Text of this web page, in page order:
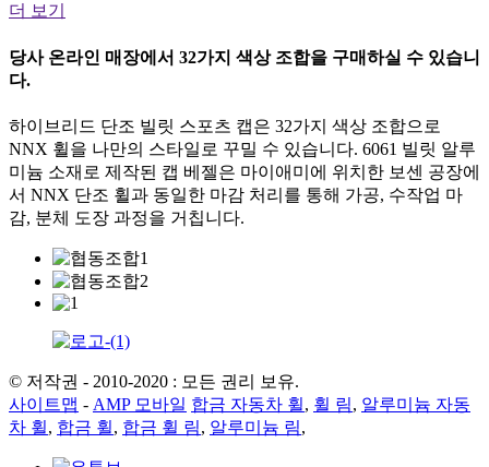
더 보기
당사 온라인 매장에서 32가지 색상 조합을 구매하실 수 있습니
다.
하이브리드 단조 빌릿 스포츠 캡은 32가지 색상 조합으로
NNX 휠을 나만의 스타일로 꾸밀 수 있습니다. 6061 빌릿 알루
미늄 소재로 제작된 캡 베젤은 마이애미에 위치한 보센 공장에
서 NNX 단조 휠과 동일한 마감 처리를 통해 가공, 수작업 마
감, 분체 도장 과정을 거칩니다.
© 저작권 - 2010-2020 : 모든 권리 보유.
사이트맵 - AMP 모바일 합금 자동차 휠, 휠 림, 알루미늄 자동
차 휠, 합금 휠, 합금 휠 림, 알루미늄 림,